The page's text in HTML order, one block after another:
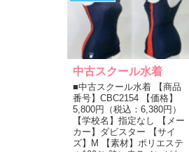
中古スクール水着
■中古スクール水着 【商品
番号】CBC2154 【価格】
5,800円（税込：6,380円）
【学校名】指定なし 【メー
カー】ダビスター 【サイ
ズ】M 【素材】ポリエステ
ル100％ 脇に赤ラインがあ